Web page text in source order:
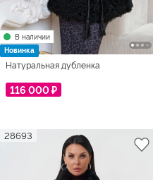
В наличии
Новинка
Натуральная дубленка
116 000 ₽
28693